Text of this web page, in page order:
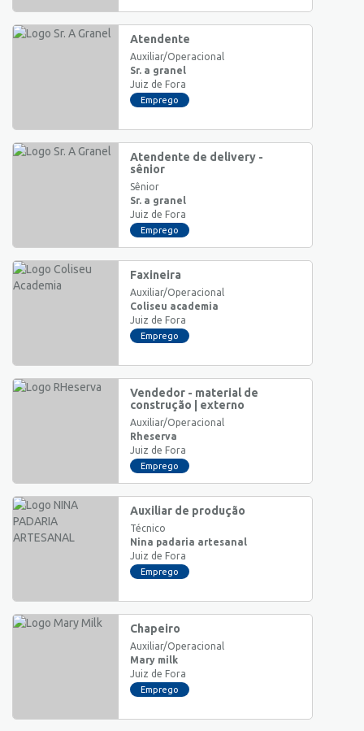
Atendente
Auxiliar/Operacional
Sr. a granel
Juiz de Fora
Emprego
Atendente de delivery -
sênior
Sênior
Sr. a granel
Juiz de Fora
Emprego
Faxineira
Auxiliar/Operacional
Coliseu academia
Juiz de Fora
Emprego
Vendedor - material de
construção | externo
Auxiliar/Operacional
Rheserva
Juiz de Fora
Emprego
Auxiliar de produção
Técnico
Nina padaria artesanal
Juiz de Fora
Emprego
Chapeiro
Auxiliar/Operacional
Mary milk
Juiz de Fora
Emprego